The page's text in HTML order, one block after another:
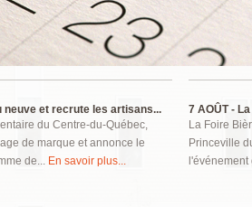
neuve et recrute les artisans...
du Centre-du-Québec,
de marque et annonce le
de... En savoir plus...
7 AOÛT -
La Foire
Princeville